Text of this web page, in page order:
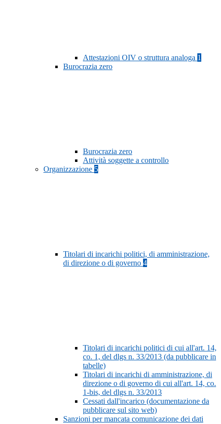
Attestazioni OIV o struttura analoga 1
Burocrazia zero
Burocrazia zero
Attività soggette a controllo
Organizzazione 5
Titolari di incarichi politici, di amministrazione,
di direzione o di governo 4
Titolari di incarichi politici di cui all'art. 14,
co. 1, del dlgs n. 33/2013 (da pubblicare in
tabelle)
Titolari di incarichi di amministrazione, di
direzione o di governo di cui all'art. 14, co.
1-bis, del dlgs n. 33/2013
Cessati dall'incarico (documentazione da
pubblicare sul sito web)
Sanzioni per mancata comunicazione dei dati